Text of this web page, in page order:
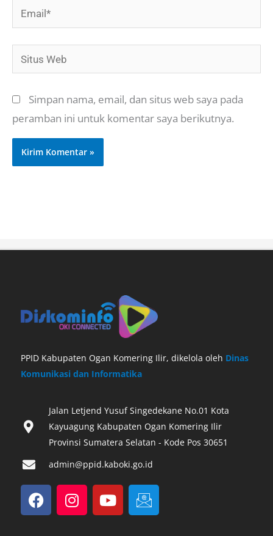
Email*
Situs
Web
Simpan nama, email, dan situs web saya pada
peramban ini untuk komentar saya berikutnya.
PPID Kabupaten Ogan Komering Ilir, dikelola oleh Dinas
Komunikasi dan Informatika
Jalan Letjend Yusuf Singedekane No.01 Kota
Kayuagung Kabupaten Ogan Komering Ilir
Provinsi Sumatera Selatan - Kode Pos 30651‎
admin@ppid.kaboki.go.id
F
a
c
I
n
s
Y
o
u
I
c
o